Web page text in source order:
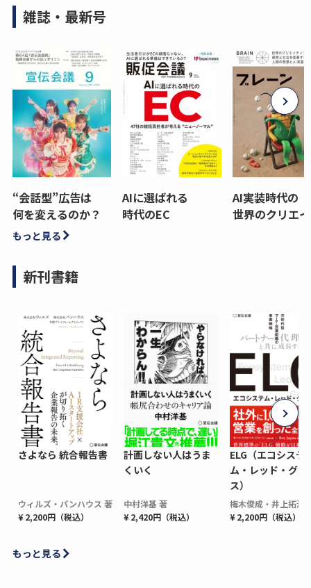
雑誌・最新号
“会話型”広告は
何を変えるのか？
AIに選ばれる
時代のEC
AI実装時代の
世界のクリエ
もっと見る
新刊書籍
さよなら 統合報告書
ウィルズ・パンハウス 著
¥ 2,200円（税込）
計画しない人はうま
くいく
中村洋基 著
¥ 2,420円（税込）
ELG（エコシステ
ム・レッド・グロ
ス）
梅木俊成・井上拓海
¥ 2,200円（税込）
もっと見る